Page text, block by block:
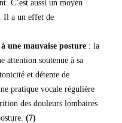
C’est aussi un moyen
Il a un effet de
une mauvaise posture : la
attention soutenue à sa
et détente de
pratique vocale régulière
des douleurs lombaires
(7)